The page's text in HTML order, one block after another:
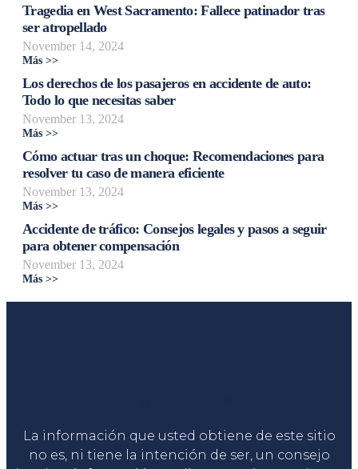
Tragedia en West Sacramento: Fallece patinador tras
ser atropellado
November 14, 2024
Más >>
Los derechos de los pasajeros en accidente de auto:
Todo lo que necesitas saber
November 13, 2024
Más >>
Cómo actuar tras un choque: Recomendaciones para
resolver tu caso de manera eficiente
November 13, 2024
Más >>
Accidente de tráfico: Consejos legales y pasos a seguir
para obtener compensación
November 13, 2024
Más >>
La información que usted obtiene de este sitio
no es, ni tiene la intención de ser, un consejo